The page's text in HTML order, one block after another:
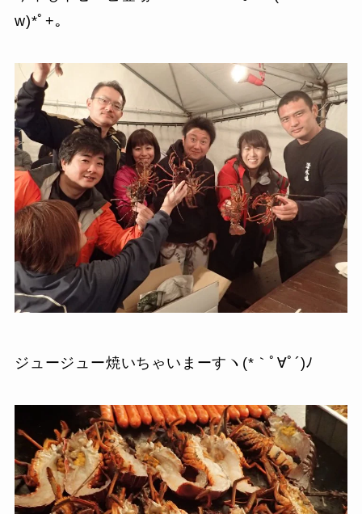
w)*ﾟ+｡
ジュージュー焼いちゃいまーすヽ(*｀ﾟ∀ﾟ´)ﾉ